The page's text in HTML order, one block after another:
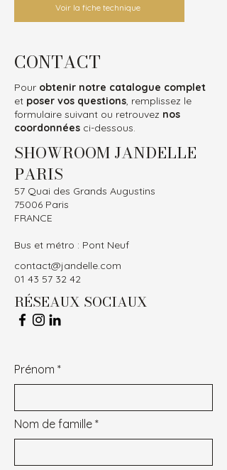
Voir la fiche technique
CONTACT
Pour obtenir notre catalogue complet
et poser vos questions, remplissez le
formulaire suivant ou retrouvez nos
coordonnées ci-dessous.
SHOWROOM JANDELLE
PARIS
57 Quai des Grands Augustins
75006 Paris
FRANCE
Bus et métro : Pont Neuf
contact@jandelle.com
01 43 57 32 42
RÉSEAUX SOCIAUX
Prénom
Nom de famille